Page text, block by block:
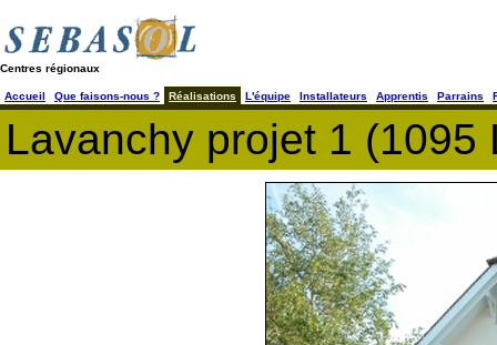
Centres régionaux
Accueil Que faisons-nous ? Réalisations L'équipe Installateurs Apprentis Parrains
Lavanchy projet 1